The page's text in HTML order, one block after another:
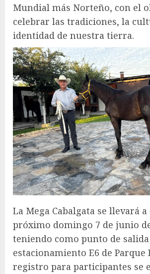
Mundial más Norteño, con el
celebrar las tradiciones, la
identidad de nuestra tierra.
La Mega Cabalgata se llevará a
próximo domingo 7 de junio
teniendo como punto de
estacionamiento E6 de Parque
registro para participantes se